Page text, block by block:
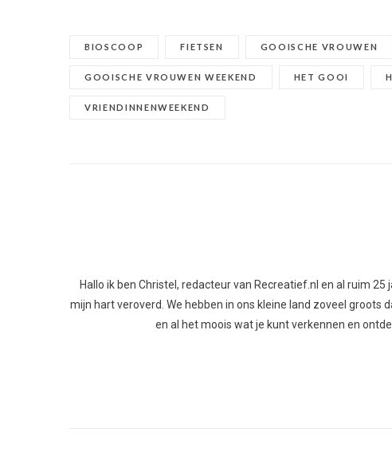
BIOSCOOP FIETSEN GOOISCHE VROUWEN
GOOISCHE VROUWEN WEEKEND HET GOOI
VRIENDINNENWEEKEND
Hallo ik ben Christel, redacteur van Recreatief.nl en al ruim
mijn hart veroverd. We hebben in ons kleine land zoveel groots
en al het moois wat je kunt verkennen en